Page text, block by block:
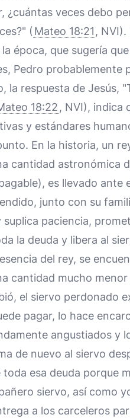
¿cuántas veces debo
( Mateo 18:21 ,
época, que sugería
Pedro probablemente
la respuesta de Jesús,
18:22 , NVI), indica
y estándares
En la historia, un
cantidad astronómica
es llevado ante
junto con su
paciencia,
la deuda y libera al
del rey, se
cantidad mucho menor
el siervo perdonado
pagar, lo hace
angustiados y
de nuevo al siervo
esa deuda porque
siervo, así como
a los carceleros